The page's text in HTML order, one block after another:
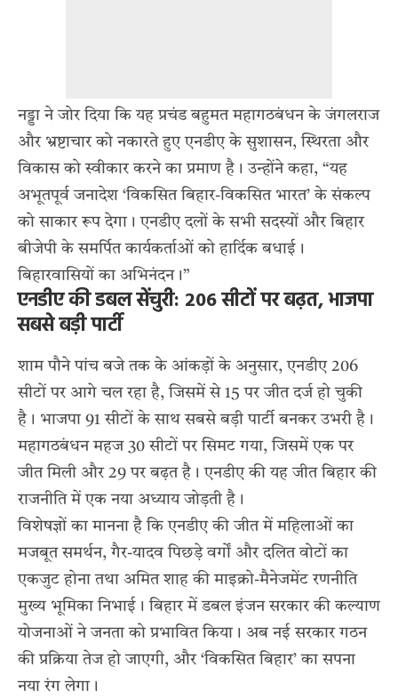
नड्डा ने जोर दिया कि यह प्रचंड बहुमत महागठबंधन के जंगलराज
और भ्रष्टाचार को नकारते हुए एनडीए के सुशासन, स्थिरता और
विकास को स्वीकार करने का प्रमाण है। उन्होंने कहा, “यह
अभूतपूर्व जनादेश ‘विकसित बिहार-विकसित भारत’ के संकल्प
को साकार रूप देगा। एनडीए दलों के सभी सदस्यों और बिहार
बीजेपी के समर्पित कार्यकर्ताओं को हार्दिक बधाई।
बिहारवासियों का अभिनंदन।”
एनडीए की डबल सेंचुरी: 206 सीटों पर बढ़त, भाजपा
सबसे बड़ी पार्टी
शाम पौने पांच बजे तक के आंकड़ों के अनुसार, एनडीए 206
सीटों पर आगे चल रहा है, जिसमें से 15 पर जीत दर्ज हो चुकी
है। भाजपा 91 सीटों के साथ सबसे बड़ी पार्टी बनकर उभरी है।
महागठबंधन महज 30 सीटों पर सिमट गया, जिसमें एक पर
जीत मिली और 29 पर बढ़त है। एनडीए की यह जीत बिहार की
राजनीति में एक नया अध्याय जोड़ती है।
विशेषज्ञों का मानना है कि एनडीए की जीत में महिलाओं का
मजबूत समर्थन, गैर-यादव पिछड़े वर्गों और दलित वोटों का
एकजुट होना तथा अमित शाह की माइक्रो-मैनेजमेंट रणनीति
मुख्य भूमिका निभाई। बिहार में डबल इंजन सरकार की कल्याण
योजनाओं ने जनता को प्रभावित किया। अब नई सरकार गठन
की प्रक्रिया तेज हो जाएगी, और ‘विकसित बिहार’ का सपना
नया रंग लेगा।